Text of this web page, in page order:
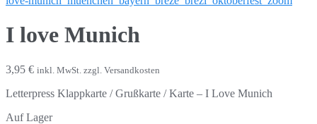
I love Munich
3,95 € inkl. MwSt. zzgl. Versandkosten
Letterpress Klappkarte / Grußkarte / Karte – I Love Munich
Auf Lager